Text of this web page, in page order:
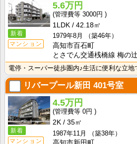
新着
マンション
5.6万円
3000円
1LDK
42.18㎡
1979年8月
（築46年）
高知市百石町
とさでん交通桟橋線 梅の
リバープール新田 401号室
新着
マンション
4.5万円
0円
2K
35㎡
1987年11月
（築38年）